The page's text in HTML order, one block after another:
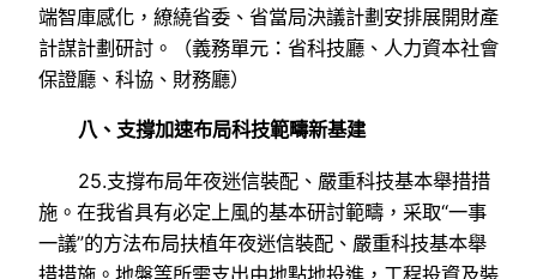
端智庫感化，繚繞省委、省當局決議計劃安排展開財產
計謀計劃研討。（義務單元：省科技廳、人力資本社會
保證廳、科協、財務廳）
八、支撐加速布局科技範疇新基建
25.支撐布局年夜迷信裝配、嚴重科技基本舉措措
施。在我省具有必定上風的基本研討範疇，采取“一事
一議”的方法布局扶植年夜迷信裝配、嚴重科技基本舉
措措施。地盤等所需支出由地點地投進，工程投資及裝